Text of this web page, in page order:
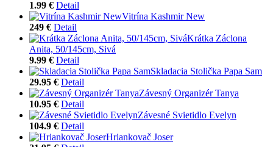
1.99 € Detail
Vitrína Kashmir New
249 € Detail
Krátka Záclona
Anita, 50/145cm, Sivá
9.99 € Detail
Skladacia Stolička Papa Sam
29.95 € Detail
Závesný Organizér Tanya
10.95 € Detail
Závesné Svietidlo Evelyn
104.9 € Detail
Hriankovač Joser